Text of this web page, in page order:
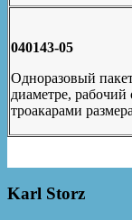
040143-05
Одноразовый
диаметре,
троакарами
Karl Storz